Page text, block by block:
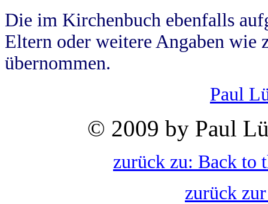
Die im Kirchenbuch ebenfalls
Eltern oder weitere Angaben wie
übernommen.
Paul
© 2009 by Paul
zurück zu: Back to
zurück